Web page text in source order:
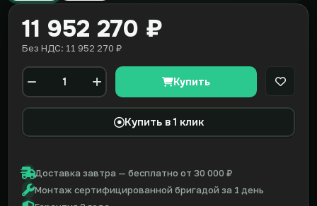
11 952 270 ₽
Без НДС: 11 952 270 ₽
Количество
Купить В
Купить в 1 клик
Доставка завтра — бесплатно от 30 000 ₽
Монтаж сертифицированной бригадой за 1 день